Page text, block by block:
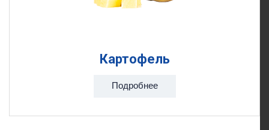
Картофель
Подробнее